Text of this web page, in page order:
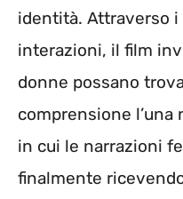
identità. Attraverso
interazioni, il film
donne possano
comprensione l’una
in cui le narrazioni
finalmente